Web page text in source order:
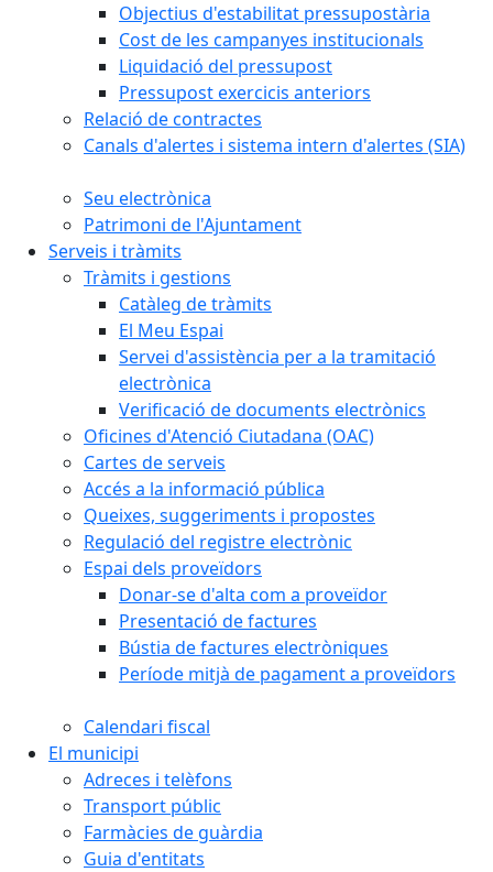
Objectius d'estabilitat pressupostària
Cost de les campanyes institucionals
Liquidació del pressupost
Pressupost exercicis anteriors
Relació de contractes
Canals d'alertes i sistema intern d'alertes (SIA)
Seu electrònica
Patrimoni de l'Ajuntament
Serveis i tràmits
Tràmits i gestions
Catàleg de tràmits
El Meu Espai
Servei d'assistència per a la tramitació
electrònica
Verificació de documents electrònics
Oficines d'Atenció Ciutadana (OAC)
Cartes de serveis
Accés a la informació pública
Queixes, suggeriments i propostes
Regulació del registre electrònic
Espai dels proveïdors
Donar-se d'alta com a proveïdor
Presentació de factures
Bústia de factures electròniques
Període mitjà de pagament a proveïdors
Calendari fiscal
El municipi
Adreces i telèfons
Transport públic
Farmàcies de guàrdia
Guia d'entitats